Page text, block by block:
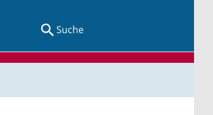
Suche